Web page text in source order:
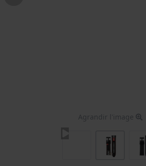
Agrandir l'image